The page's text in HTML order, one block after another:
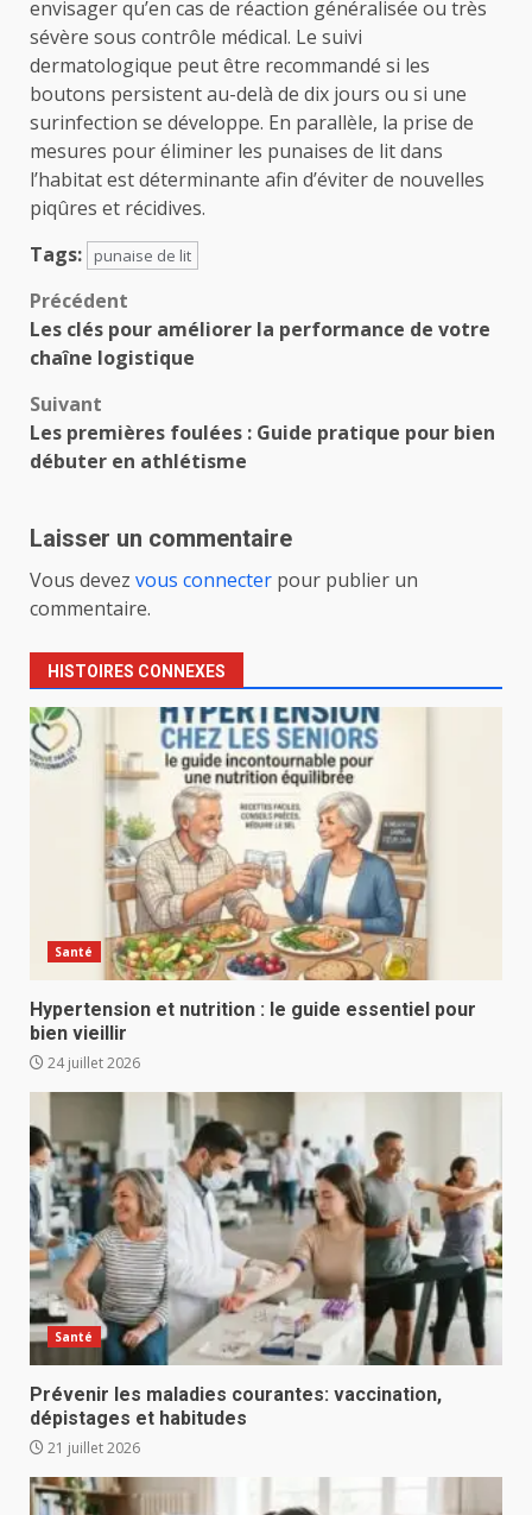
envisager qu’en cas de réaction généralisée ou très
sévère sous contrôle médical. Le suivi
dermatologique peut être recommandé si les
boutons persistent au-delà de dix jours ou si une
surinfection se développe. En parallèle, la prise de
mesures pour éliminer les punaises de lit dans
l’habitat est déterminante afin d’éviter de nouvelles
piqûres et récidives.
Tags:
punaise de lit
Navigation
d’article
Précédent
Les clés pour améliorer la performance de votre
chaîne logistique
Suivant
Les premières foulées : Guide pratique pour bien
débuter en athlétisme
Laisser un commentaire
Vous devez vous connecter pour publier un
commentaire.
HISTOIRES CONNEXES
Santé
Hypertension et nutrition : le guide essentiel pour
bien vieillir
24 juillet 2026
Santé
Prévenir les maladies courantes: vaccination,
dépistages et habitudes
21 juillet 2026